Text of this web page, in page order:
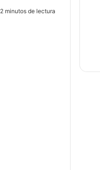
2 minutos de lectura